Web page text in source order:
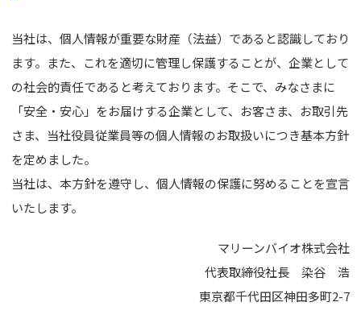
当社は、個人情報が重要な財産（法益）であると認識しており
ます。また、これを適切に管理し保護することが、企業として
の社会的責任であると考えております。そこで、みなさまに
「安全・安心」をお届けする企業として、お客さま、お取引先
さま、当社役員従業員等の個人情報のお取扱いにつき基本方針
を定めました。
当社は、本方針を遵守し、個人情報の保護に努めることを宣言
いたします。
マリーンバイオ株式会社
代表取締役社長 染谷 浩
東京都千代田区神田多町2-7